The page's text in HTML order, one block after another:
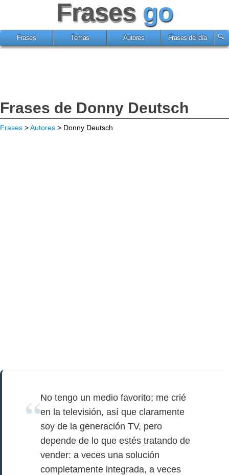
Frases go
Frases Temas Autores Frases del día
Frases de Donny Deutsch
Frases >Autores > Donny Deutsch
No tengo un medio favorito; me crié
en la televisión, así que claramente
soy de la generación TV, pero
depende de lo que estés tratando de
vender: a veces una solución
completamente integrada, a veces